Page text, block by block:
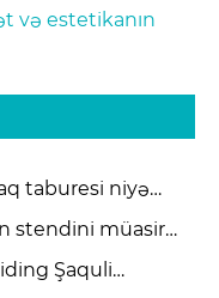
və estetikanın
taburesi niyə
stendini müasir
üçün ən
Şaquli